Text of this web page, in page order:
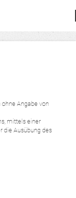
Angabe von
mittels einer
die Ausübung des